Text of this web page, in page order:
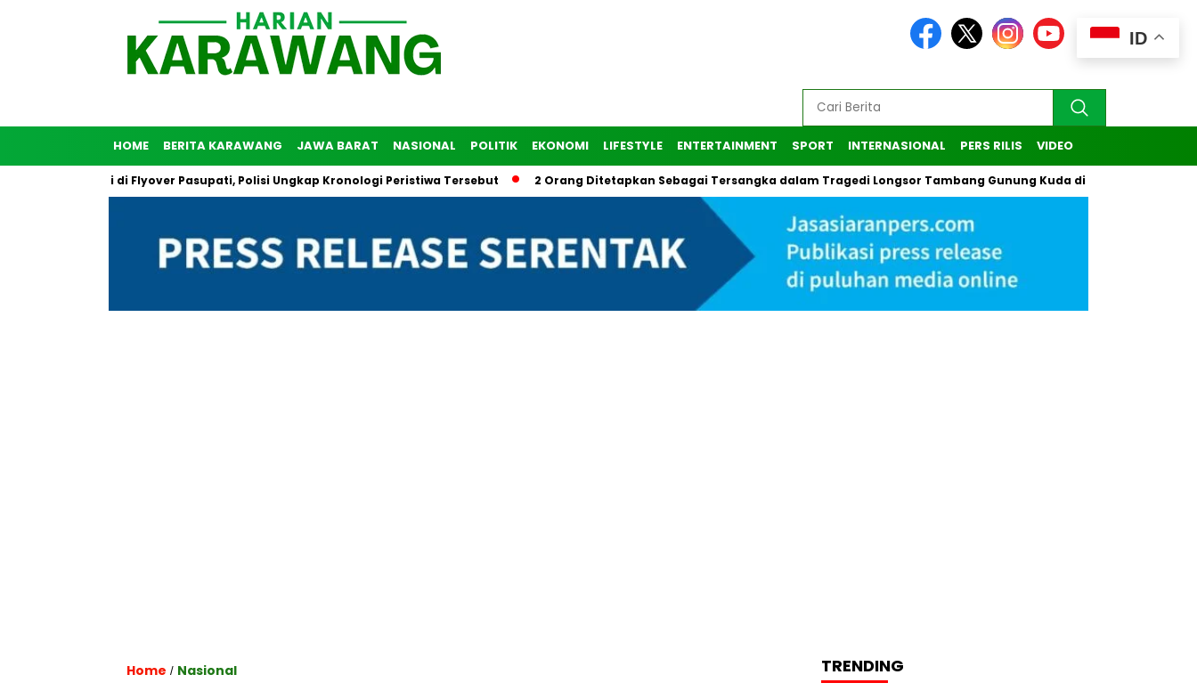
HOME BERITA KARAWANG JAWA BARAT NASIONAL POLITIK EKONOMI LIFESTYLE ENTERTAINMENT SPORT INTERNASIONAL PERS RILIS VIDEO
Bunuh Diri di Flyover Pasupati, Polisi Ungkap Kronologi Peristiwa Tersebut 2 Orang Ditetapkan Sebagai Tersangka dalam Tragedi Longsor Tambang Gunung Kuda di Cirebon
Home / Nasional TRENDING
ID